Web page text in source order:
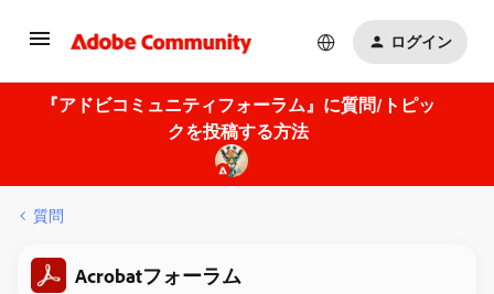
ログイン
『アドビコミュニティフォーラム』に質問/トピッ
クを投稿する方法
質問
Acrobatフォーラム